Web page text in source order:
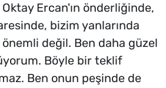
Ercan'ın önderliğinde,
bizim yanlarında
değil. Ben daha güzel
Böyle bir teklif
Ben onun peşinde de